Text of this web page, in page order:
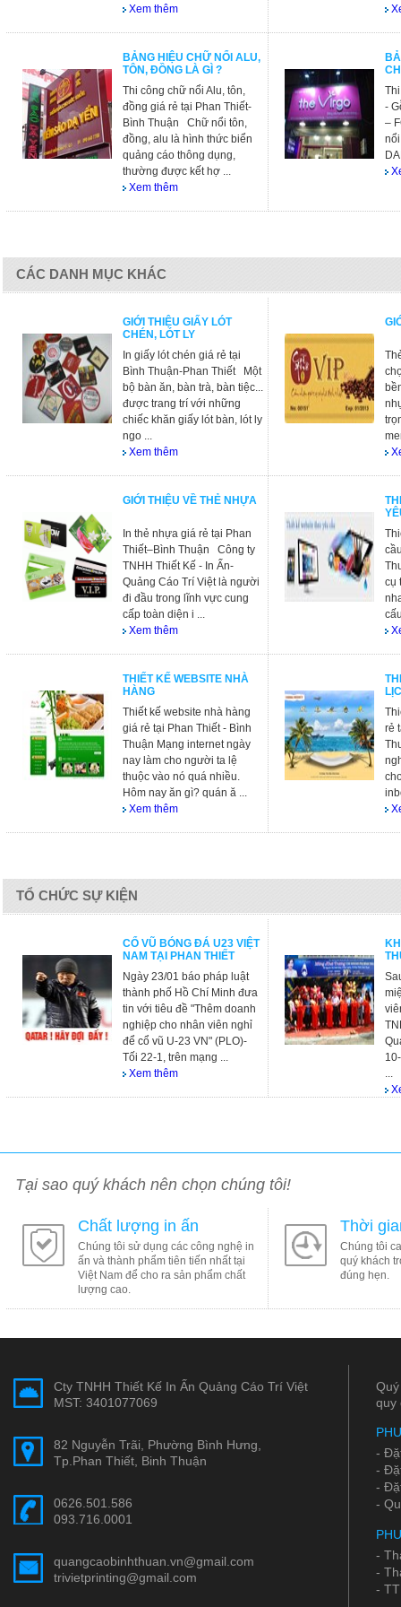
Xem thêm
BẢNG HIỆU CHỮ NỔI ALU,
TÔN, ĐỒNG LÀ GÌ ?
Thi công chữ nổi Alu, tôn,
đồng giá rẻ tại Phan Thiết-
Bình Thuận Chữ nổi tôn,
đồng, alu là hình thức biển
quảng cáo thông dụng,
thường được kết hợ ...
Xem thêm
-
–
CÁC DANH MỤC KHÁC
GIỚI THIỆU GIẤY LÓT
CHÉN, LÓT LY
In giấy lót chén giá rẻ tại
Bình Thuận-Phan Thiết Một
bộ bàn ăn, bàn trà, bàn tiệc...
được trang trí với những
chiếc khăn giấy lót bàn, lót ly
ngo ...
Xem thêm
GIỚI THIỆU VỀ THẺ NHỰA
In thẻ nhựa giá rẻ tại Phan
Thiết–Bình Thuận Công ty
TNHH Thiết Kế - In Ấn-
Quảng Cáo Trí Việt là người
đi đầu trong lĩnh vực cung
cấp toàn diện i ...
Xem thêm
cụ
THIẾT KẾ WEBSITE NHÀ
HÀNG
Thiết kế website nhà hàng
giá rẻ tại Phan Thiết - Bình
Thuận Mạng internet ngày
nay làm cho người ta lệ
thuộc vào nó quá nhiều.
Hôm nay ăn gì? quán ă ...
Xem thêm
rẻ
TỔ CHỨC SỰ KIỆN
CỔ VŨ BÓNG ĐÁ U23 VIỆT
NAM TẠI PHAN THIẾT
Ngày 23/01 báo pháp luật
thành phố Hồ Chí Minh đưa
tin với tiêu đề "Thêm doanh
nghiệp cho nhân viên nghỉ
để cổ vũ U-23 VN" (PLO)-
Tối 22-1, trên mạng ...
Xem thêm
...
Tại sao quý khách nên chọn chúng tôi!
Chất lượng in ấn
Chúng tôi sử dụng các công nghệ in
ấn và thành phẩm tiên tiến nhất tại
Việt Nam để cho ra sản phẩm chất
lượng cao.
Thời
Chúng tôi
quý khách
đúng hẹn.
Cty TNHH Thiết Kế In Ấn Quảng Cáo Trí Việt
MST: 3401077069
82 Nguyễn Trãi, Phường Bình Hưng,
Tp.Phan Thiết, Binh Thuận
0626.501.586
093.716.0001
quangcaobinhthuan.vn@gmail.com
trivietprinting@gmail.com
quy
-
-
-
-
-
-
-